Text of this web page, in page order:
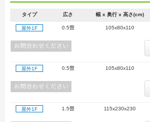
タイプ 広さ 幅 x 奥行 x 高さ(cm)
屋外1F 0.5畳 105x80x110
屋外1F 0.5畳 105x80x110
屋外1F 1.5畳 115x230x230